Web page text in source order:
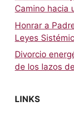
Camino hacia
Honrar a
Leyes
Divorcio
de los lazos
LINKS